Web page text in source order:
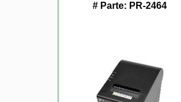
# Parte: PR-2464